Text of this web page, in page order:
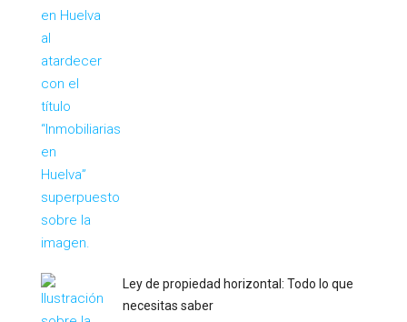
Ley de propiedad horizontal: Todo lo que
necesitas saber